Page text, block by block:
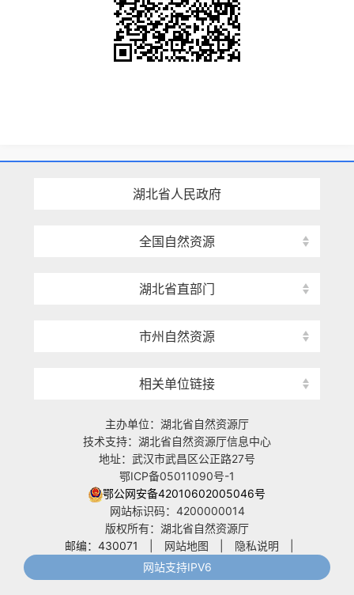
湖北省人民政府
全国自然资源
湖北省直部门
市州自然资源
相关单位链接
主办单位：湖北省自然资源厅
技术支持：湖北省自然资源厅信息中心
地址：武汉市武昌区公正路27号
鄂ICP备05011090号-1
鄂公网安备42010602005046号
网站标识码：4200000014
版权所有：湖北省自然资源厅
邮编：430071
网站地图 隐私说明
网站支持IPV6